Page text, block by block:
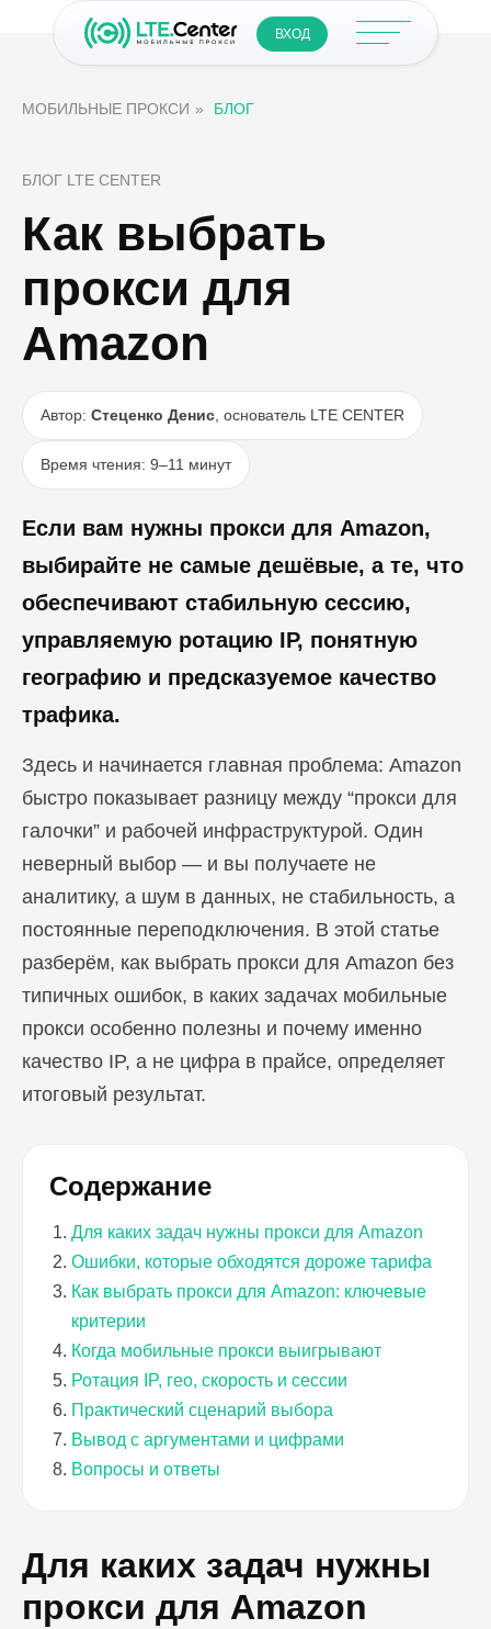
ВХОД
МОБИЛЬНЫЕ ПРОКСИ » БЛОГ
БЛОГ LTE CENTER
Как выбрать
прокси для
Amazon
Автор: Стеценко Денис , основатель LTE CENTER
Время чтения: 9–11 минут
Если вам нужны прокси для Amazon,
выбирайте не самые дешёвые, а те, что
обеспечивают стабильную сессию,
управляемую ротацию IP, понятную
географию и предсказуемое качество
трафика.
Здесь и начинается главная проблема: Amazon
быстро показывает разницу между “прокси для
галочки” и рабочей инфраструктурой. Один
неверный выбор — и вы получаете не
аналитику, а шум в данных, не стабильность, а
постоянные переподключения. В этой статье
разберём, как выбрать прокси для Amazon без
типичных ошибок, в каких задачах мобильные
прокси особенно полезны и почему именно
качество IP, а не цифра в прайсе, определяет
итоговый результат.
Содержание
Для каких задач нужны прокси для Amazon
Ошибки, которые обходятся дороже тарифа
Как выбрать прокси для Amazon: ключевые
критерии
Когда мобильные прокси выигрывают
Ротация IP, гео, скорость и сессии
Практический сценарий выбора
Вывод с аргументами и цифрами
Вопросы и ответы
Для каких задач нужны
прокси для Amazon